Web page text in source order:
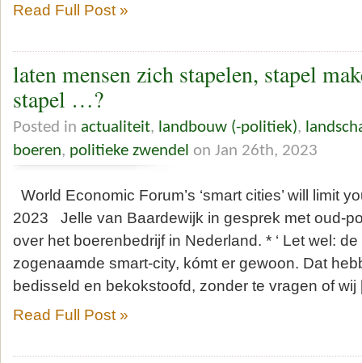
Read Full Post »
laten mensen zich stapelen, stapel
stapel …?
Posted in actualiteit, landbouw (-politiek),
boeren, politieke zwendel on Jan 26th, 2023
World Economic Forum’s ‘smart cities’ will limit
2023 Jelle van Baardewijk in gesprek met oud-
over het boerenbedrijf in Nederland. * ‘ Let wel:
zogenaamde smart-city, kómt er gewoon. Dat
bedisseld en bekokstoofd, zonder te vragen of
Read Full Post »